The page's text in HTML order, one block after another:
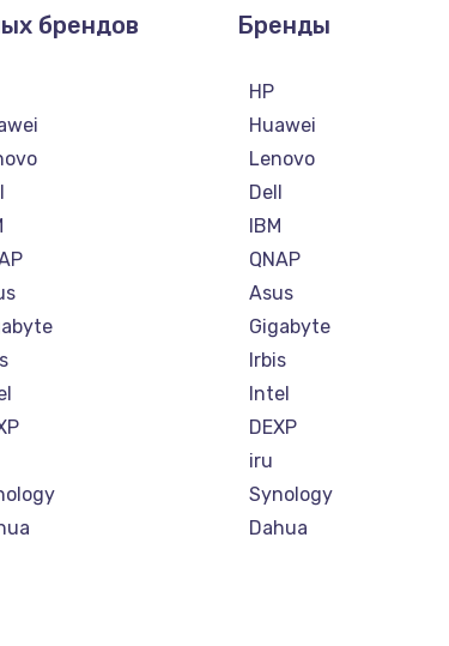
брендов Бренды
HP
Huawei
Lenovo
Dell
IBM
QNAP
Asus
Gigabyte
Irbis
Intel
DEXP
iru
Synology
Dahua